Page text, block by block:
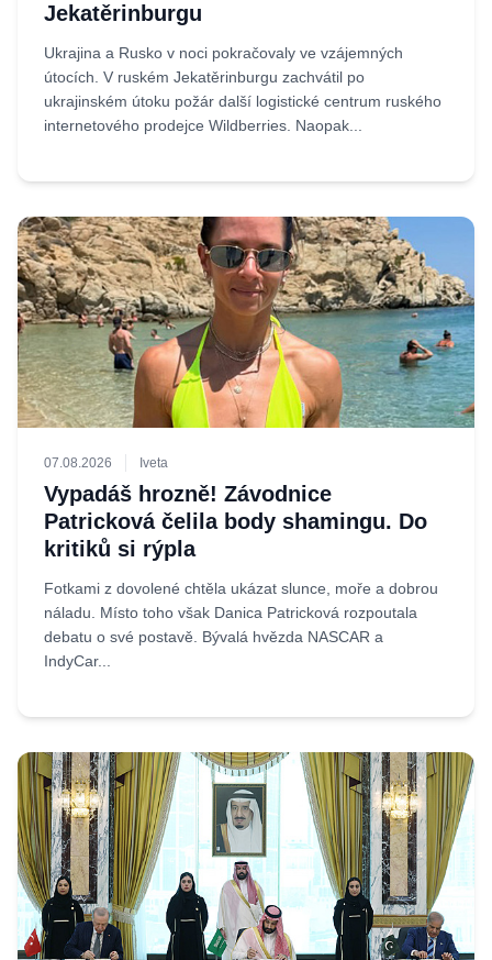
Jekatěrinburgu
Ukrajina a Rusko v noci pokračovaly ve vzájemných
útocích. V ruském Jekatěrinburgu zachvátil po
ukrajinském útoku požár další logistické centrum ruského
internetového prodejce Wildberries. Naopak...
07.08.2026 Iveta
Vypadáš hrozně! Závodnice
Patricková čelila body shamingu. Do
kritiků si rýpla
Fotkami z dovolené chtěla ukázat slunce, moře a dobrou
náladu. Místo toho však Danica Patricková rozpoutala
debatu o své postavě. Bývalá hvězda NASCAR a
IndyCar...